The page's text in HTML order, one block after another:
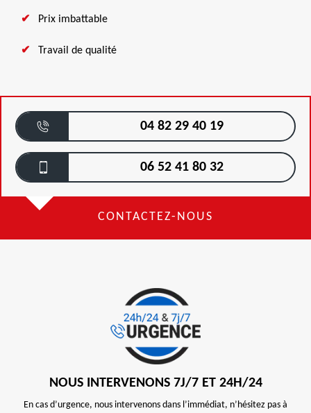
Prix imbattable
Travail de qualité
04 82 29 40 19
06 52 41 80 32
CONTACTEZ-NOUS
NOUS INTERVENONS 7J/7 ET 24H/24
En cas d’urgence, nous intervenons dans l’immédiat, n’hésitez pas à